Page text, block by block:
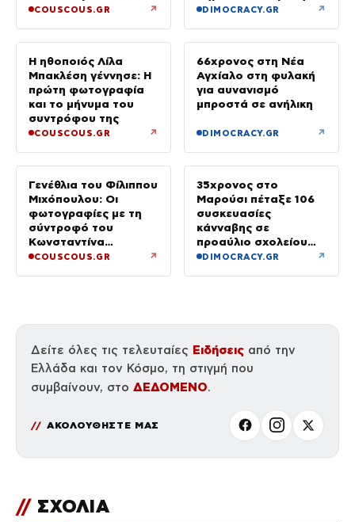
λόγος να φοβόμαστε»
COUSCOUS.GR ↗
τρένο με 2,6 εκατ.
DIMOCRACY.GR ↗
Η ηθοποιός Λίλα
Μπακλέση γέννησε: Η
πρώτη φωτογραφία
και το μήνυμα του
συντρόφου της
COUSCOUS.GR ↗
66χρονος στη Νέα
Αγχίαλο στη φυλακή
για αυνανισμό
μπροστά σε ανήλικη
DIMOCRACY.GR ↗
Γενέθλια του Φίλιππου
Μιχόπουλου: Οι
φωτογραφίες με τη
σύντροφό του
Κωνσταντίνα
Ευρυπίδου και το
COUSCOUS.GR ↗
35χρονος στο
Μαρούσι πέταξε 106
συσκευασίες
κάνναβης σε
προαύλιο σχολείου
και έφυγε μόλις είδε
DIMOCRACY.GR ↗
Δείτε όλες τις τελευταίες Ειδήσεις από την
Ελλάδα και τον Κόσμο, τη στιγμή που
συμβαίνουν, στο ΔΕΔΟΜΕΝΟ.
ΑΚΟΛΟΥΘΗΣΤΕ ΜΑΣ
// ΣΧΟΛΙΑ